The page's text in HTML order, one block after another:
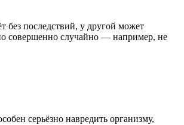
последствий, у другой может
совершенно случайно — например, не
серьёзно навредить организму,